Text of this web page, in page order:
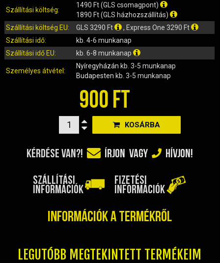
IZZÓ (ROBOGÓ, QUAD, MOTOR)
KARBURÁTOROK ÉS ALKATRÉSZEIK
KENŐANYAGOK, TISZTÍTÓK, ÁPOLÓK
KIEGÉSZÍTŐK
KILÓMÉTERÓRA ÉS ALKATRÉSZEI
KORMÁNY ÉS ALKATRÉSZEI
LÁMPÁK, BÚRÁK
MOTORBLOKK KOMPLETT
SZERSZÁMOK
RUHÁZAT, VÉDŐFELSZERELÉSEK
TELESZKÓP ÉS ALKATRÉSZEI
TÜKRÖK (UNIVERZÁLIS)
Szállítási költség:
1490 Ft (GLS csomagpont)
1890 Ft (GLS házhozszállítás)
Szállítási költség EU:
GLS 3290 Ft
, Express One 3290 Ft
Szállítási idő:
kb. 4-6 munkanap
Szállítási idő EU:
kb. 6-8 munkanap
Személyes átvétel:
Nyíregyházán kb. 3-5 munkanap
Budapesten kb. 3-5 munkanap
900 FT
KOSÁRBA
KÉRDÉSE VAN?! ÍRJON VAGY HÍVJON!
SZÁLLÍTÁSI
INFORMÁCIÓK
FIZETÉSI
INFORMÁCIÓK
Információk a termékről
LEGUTÓBB MEGTEKINTETT TERMÉKEIM